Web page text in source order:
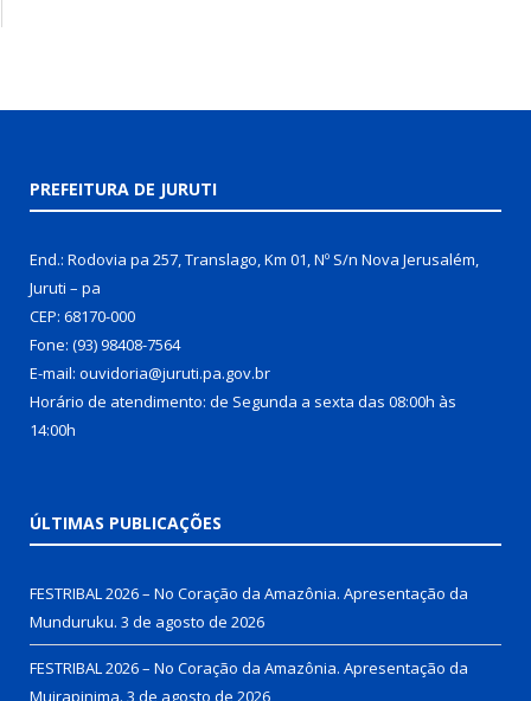
PREFEITURA DE JURUTI
End.: Rodovia pa 257, Translago, Km 01, Nº S/n Nova Jerusalém,
Juruti – pa
CEP: 68170-000
Fone: (93) 98408-7564
E-mail: ouvidoria@juruti.pa.gov.br
Horário de atendimento: de Segunda a sexta das 08:00h às
14:00h
ÚLTIMAS PUBLICAÇÕES
FESTRIBAL 2026 – No Coração da Amazônia. Apresentação da
Munduruku. 3 de agosto de 2026
FESTRIBAL 2026 – No Coração da Amazônia. Apresentação da
Muirapinima. 3 de agosto de 2026